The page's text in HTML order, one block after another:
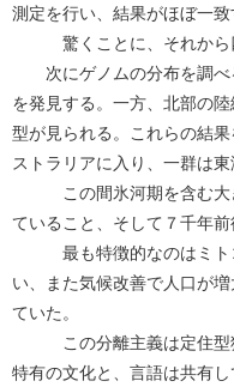
測定を行い、結果がほぼ一致
驚くことに、それから四
次にゲノムの分布を調べ
を発見する。一方、北部の
型が見られる。これらの結
ストラリアに入り、一群は
この間氷河期を含む大き
ていること、そして７千年
最も特徴的なのはミトコ
い、また気候改善で人口が
ていた。
この分離主義は定住型狩
特有の文化と、言語は共有